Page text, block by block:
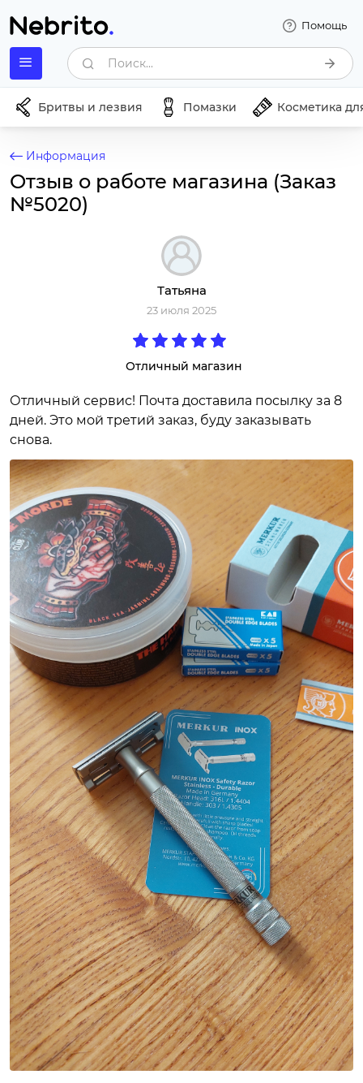
Помощь
Поиск...
Бритвы и лезвия Помазки Косметика
Информация
Отзыв о работе магазина (Заказ
№5020)
Татьяна
23 июля 2025
Отличный магазин
Отличный сервис! Почта доставила посылку за 8
дней. Это мой третий заказ, буду заказывать
снова.